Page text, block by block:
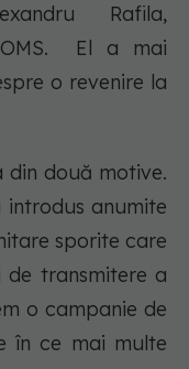
Rafila,
OMS. El a mai
o revenire la
din două motive.
anumite
sporite care
transmitere a
o campanie de
în ce mai multe